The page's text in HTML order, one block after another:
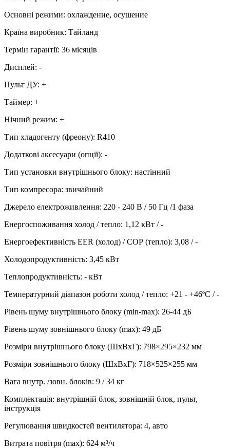
Основні режими: охлаждение, осушение
Країна виробник: Тайланд
Термін гарантії: 36 місяців
Дисплей: -
Пульт ДУ: +
Таймер: +
Нічний режим: +
Тип хладогенту (фреону): R410
Додаткові аксесуари (опції): -
Тип установки внутрішнього блоку: настінний
Тип компресора: звичайний
Джерело електроживлення: 220 - 240 В / 50 Гц /1 фаза
Енергоспоживання холод / тепло: 1,12 кВт / -
Енергоефективність EER (холод) / СОР (тепло): 3,08 / -
Холодопродуктивність: 3,45 кВт
Теплопродуктивність: - кВт
Температурний діапазон роботи холод / тепло: +21 - +46ºC / -
Рівень шуму внутрішнього блоку (min-max): 26-44 дБ
Рівень шуму зовнішнього блоку (max): 49 дБ
Розміри внутрішнього блоку (ШхВхГ): 798×295×232 мм
Розміри зовнішнього блоку (ШхВхГ): 718×525×255 мм
Вага внутр. /зовн. блоків: 9 / 34 кг
Комплектація: внутрішній блок, зовнішній блок, пульт,
інструкція
Регулювання швидкостей вентилятора: 4, авто
Витрата повітря (max): 624 м³/ч